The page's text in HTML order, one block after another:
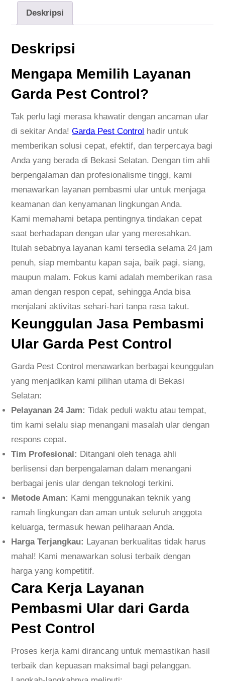
Deskripsi
Deskripsi
Mengapa Memilih Layanan
Garda Pest Control?
Tak perlu lagi merasa khawatir dengan ancaman ular
di sekitar Anda!Garda Pest Control hadir untuk
memberikan solusi cepat, efektif, dan terpercaya bagi
Anda yang berada di Bekasi Selatan. Dengan tim ahli
berpengalaman dan profesionalisme tinggi, kami
menawarkan layanan pembasmi ular untuk menjaga
keamanan dan kenyamanan lingkungan Anda.
Kami memahami betapa pentingnya tindakan cepat
saat berhadapan dengan ular yang meresahkan.
Itulah sebabnya layanan kami tersedia selama 24 jam
penuh, siap membantu kapan saja, baik pagi, siang,
maupun malam. Fokus kami adalah memberikan rasa
aman dengan respon cepat, sehingga Anda bisa
menjalani aktivitas sehari-hari tanpa rasa takut.
Keunggulan Jasa Pembasmi
Ular Garda Pest Control
Garda Pest Control menawarkan berbagai keunggulan
yang menjadikan kami pilihan utama di Bekasi
Selatan:
Pelayanan 24 Jam: Tidak peduli waktu atau tempat,
tim kami selalu siap menangani masalah ular dengan
respons cepat.
Tim Profesional: Ditangani oleh tenaga ahli
berlisensi dan berpengalaman dalam menangani
berbagai jenis ular dengan teknologi terkini.
Metode Aman: Kami menggunakan teknik yang
ramah lingkungan dan aman untuk seluruh anggota
keluarga, termasuk hewan peliharaan Anda.
Harga Terjangkau: Layanan berkualitas tidak harus
mahal! Kami menawarkan solusi terbaik dengan
harga yang kompetitif.
Cara Kerja Layanan
Pembasmi Ular dari Garda
Pest Control
Proses kerja kami dirancang untuk memastikan hasil
terbaik dan kepuasan maksimal bagi pelanggan.